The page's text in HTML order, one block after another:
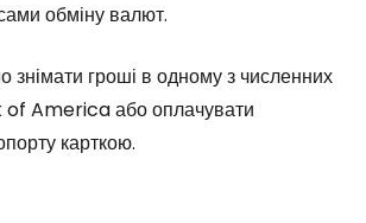
обміну валют.
знімати гроші в одному з численних
of Americaабо оплачувати
карткою.